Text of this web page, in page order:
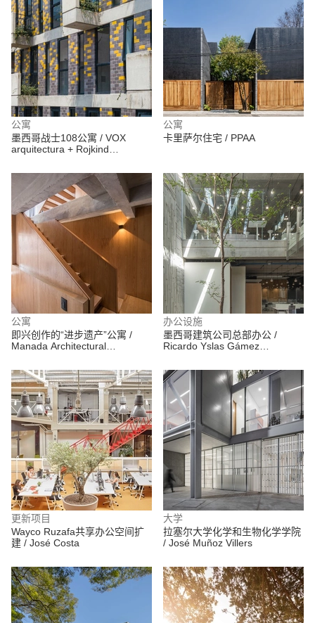
公寓
墨西哥战士108公寓 / VOX
arquitectura + Rojkind
公寓
卡里萨尔住宅 / PPAA
公寓
即兴创作的“进步遗产”公寓 /
Manada Architectural
办公设施
墨西哥建筑公司总部办公 /
Ricardo Yslas Gámez
更新项目
Wayco Ruzafa共享办公空间扩
建 / José Costa
大学
拉塞尔大学化学和生物化学学院
/ José Muñoz Villers